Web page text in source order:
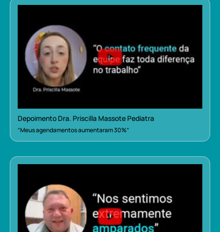
Depoimento Dra. Priscilla Massote Pediatra
“Meus agendamentos aumentaram 30%”